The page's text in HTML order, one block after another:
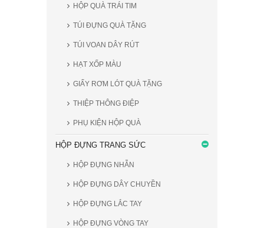
HỘP QUÀ TRÁI TIM
TÚI ĐỰNG QUÀ TẶNG
TÚI VOAN DÂY RÚT
HẠT XỐP MÀU
GIẤY RƠM LÓT QUÀ TẶNG
THIỆP THÔNG ĐIỆP
PHỤ KIỆN HỘP QUÀ
HỘP ĐỰNG TRANG SỨC
HỘP ĐỰNG NHẪN
HỘP ĐỰNG DÂY CHUYỀN
HỘP ĐỰNG LẮC TAY
HỘP ĐỰNG VÒNG TAY